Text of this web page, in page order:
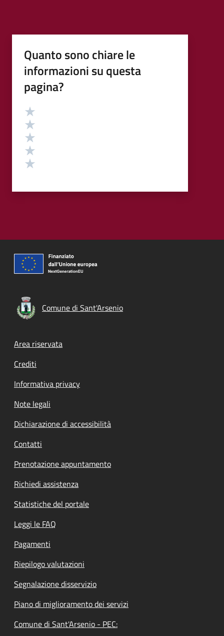
Quanto sono chiare le
informazioni su questa
pagina?
Valutazione
Comune di Sant'Arsenio
Footer menu
Area riservata
Crediti
Informativa privacy
Note legali
Dichiarazione di accessibilità
Contatti
Prenotazione appuntamento
Richiedi assistenza
Statistiche del portale
Leggi le FAQ
Pagamenti
Riepilogo valutazioni
Segnalazione disservizio
Piano di miglioramento dei servizi
Comune di Sant'Arsenio - PEC: